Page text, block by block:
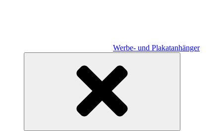
Werbe- und Plakatanhänger